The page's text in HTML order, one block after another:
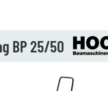
BP 25/50